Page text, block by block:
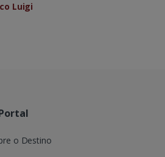
Luigi
o Destino